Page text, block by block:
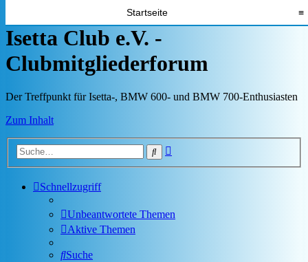
Startseite ≡
Isetta Club e.V. -
Clubmitgliederforum
Der Treffpunkt für Isetta-, BMW 600- und BMW 700-Enthusiasten
Zum Inhalt
Suche
Schnellzugriff
Unbeantwortete Themen
Aktive Themen
Suche